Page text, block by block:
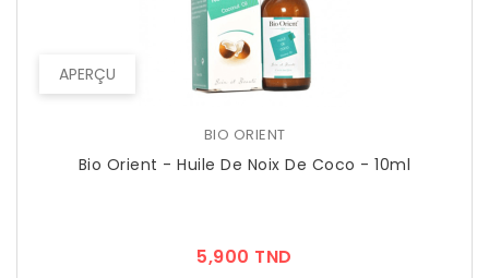
APERÇU
BIO ORIENT
Bio Orient - Huile De Noix De Coco - 10ml
5,900 TND